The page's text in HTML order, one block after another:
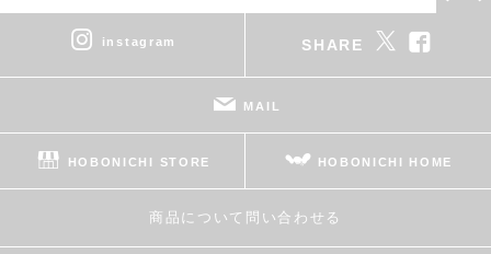
instagram SHARE
MAIL
HOBONICHI STORE HOBONICHI HOME
商品について問い合わせる